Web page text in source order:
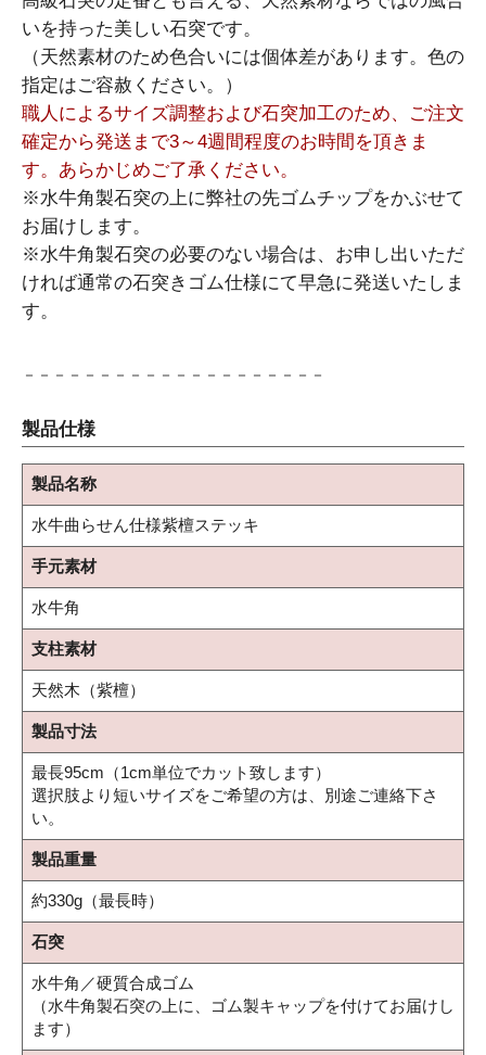
いを持った美しい石突です。
（天然素材のため色合いには個体差があります。色の
指定はご容赦ください。）
職人によるサイズ調整および石突加工のため、ご注文
確定から発送まで3～4週間程度のお時間を頂きま
す。あらかじめご了承ください。
※水牛角製石突の上に弊社の先ゴムチップをかぶせて
お届けします。
※水牛角製石突の必要のない場合は、お申し出いただ
ければ通常の石突きゴム仕様にて早急に発送いたしま
す。
－－－－－－－－－－－－－－－－－－－－
製品仕様
製品名称
水牛曲らせん仕様紫檀ステッキ
手元素材
水牛角
支柱素材
天然木（紫檀）
製品寸法
最長95cm（1cm単位でカット致します）
選択肢より短いサイズをご希望の方は、別途ご連絡下さ
い。
製品重量
約330g（最長時）
石突
水牛角／硬質合成ゴム
（水牛角製石突の上に、ゴム製キャップを付けてお届けし
ます）